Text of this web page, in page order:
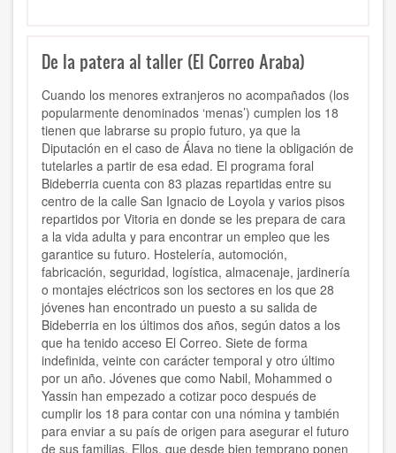
De la patera al taller (El Correo Araba)
Cuando los menores extranjeros no acompañados (los
popularmente denominados ‘menas’) cumplen los 18
tienen que labrarse su propio futuro, ya que la
Diputación en el caso de Álava no tiene la obligación de
tutelarles a partir de esa edad. El programa foral
Bideberria cuenta con 83 plazas repartidas entre su
centro de la calle San Ignacio de Loyola y varios pisos
repartidos por Vitoria en donde se les prepara de cara
a la vida adulta y para encontrar un empleo que les
garantice su futuro. Hostelería, automoción,
fabricación, seguridad, logística, almacenaje, jardinería
o montajes eléctricos son los sectores en los que 28
jóvenes han encontrado un puesto a su salida de
Bideberria en los últimos dos años, según datos a los
que ha tenido acceso El Correo. Siete de forma
indefinida, veinte con carácter temporal y otro último
por un año. Jóvenes que como Nabil, Mohammed o
Yassin han empezado a cotizar poco después de
cumplir los 18 para contar con una nómina y también
para enviar a su país de origen para asegurar el futuro
de sus familias. Ellos, que desde bien temprano ponen